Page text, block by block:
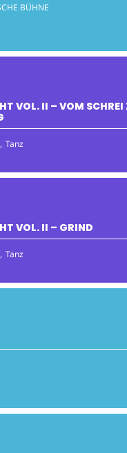
BÜHNE
VOL. II – VOM SCHREI
Tanz
VOL. II – GRIND
Tanz